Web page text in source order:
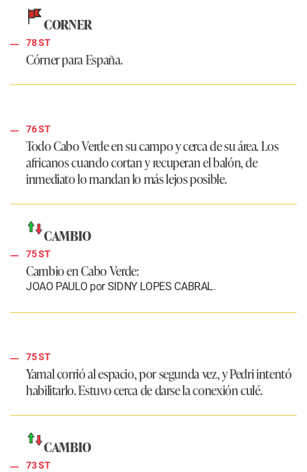
CORNER
78 ST
Córner para España.
76 ST
Todo Cabo Verde en su campo y cerca de su área. Los
africanos cuando cortan y recuperan el balón, de
inmediato lo mandan lo más lejos posible.
CAMBIO
75 ST
Cambio en Cabo Verde:
JOAO PAULO por SIDNY LOPES CABRAL.
75 ST
Yamal corrió al espacio, por segunda vez, y Pedri intentó
habilitarlo. Estuvo cerca de darse la conexión culé.
CAMBIO
73 ST